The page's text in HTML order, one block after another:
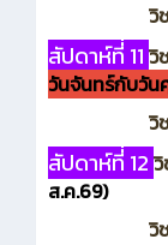
วิ
สัปดาห์ที่่ 11 วิ
วันจันทร์กับวัน
วิ
สัปดาห์ที่่ 12
ส.ค.69)
วิ